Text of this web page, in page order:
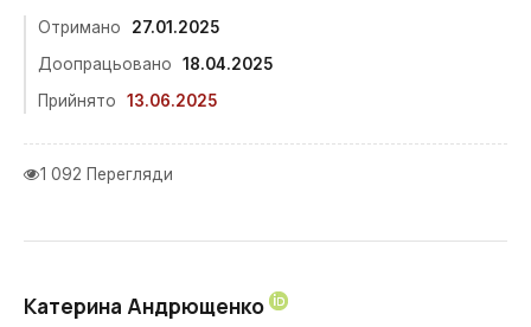
Отримано
27.01.2025
Доопрацьовано
18.04.2025
Прийнято
13.06.2025
1 092 Перегляди
Катерина Андрющенко